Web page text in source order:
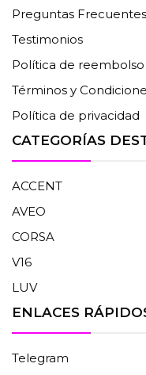
Preguntas Frecuentes
Testimonios
Política de reembolso
Términos y
Política de privacidad
CATEGORÍAS
ACCENT
AVEO
CORSA
V16
LUV
ENLACES
Telegram